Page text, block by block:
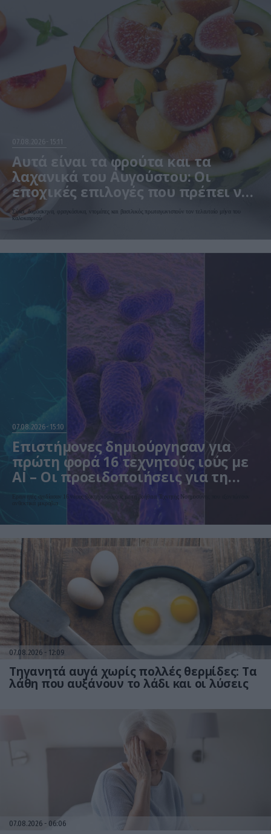
07.08.2026 15:11
Αυτά είναι τα φρούτα και τα
λαχανικά του Αυγούστου: Οι
εποχικές επιλογές που πρέπει να
βάλετε στο τραπέζι σας
Σύκα, δαμάσκηνα, φραγκόσυκα, ντομάτες και βασιλικός πρωταγωνιστούν τον τελευταίο μήνα του
καλοκαιριού
07.08.2026 15:10
Επιστήμονες δημιούργησαν για
πρώτη φορά 16 τεχνητούς ιούς με
AI – Οι προειδοποιήσεις για τη
βιοασφάλεια
Ερευνητές σχεδίασαν 16 νέους βακτηριοφάγους με τη βοήθεια Τεχνητής Νοημοσύνης που εξοντώνουν
ανθεκτικά μικρόβια
07.08.2026 12:09
Τηγανητά αυγά χωρίς πολλές θερμίδες: Τα
λάθη που αυξάνουν το λάδι και οι λύσεις
07.08.2026 06:06